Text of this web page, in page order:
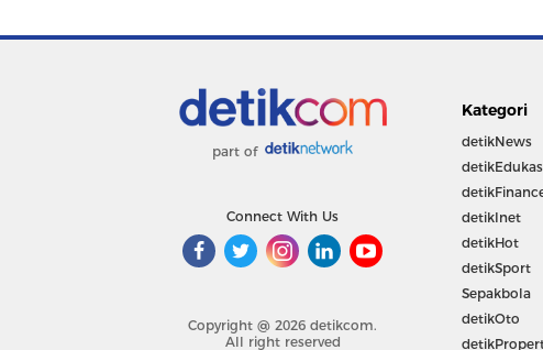
part of
Connect With Us
Copyright @ 2026 detikcom.
All right reserved
Kategori
detikNews
detikInet
detikHot
detikSport
Sepakbola
detikOto